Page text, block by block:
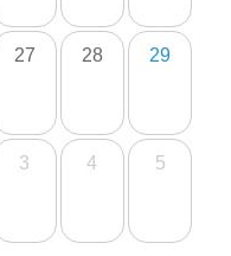
27 28 29
3 4 5